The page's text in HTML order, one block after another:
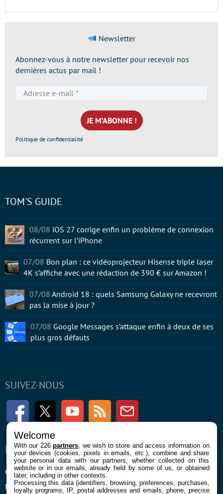
Newsletter
Abonnez-vous à notre newsletter pour recevoir nos
dernières actus par mail !
e-
mail
*
Politique de confidentialité
SUIVEZ-NOUS
FacebookTwitter Youtube RSS Newsletter
ENTREPRISE
Confidentialité et Cookies
Mentions légales et CGU
À PROPOS
Contact
TOM'S GUIDE
08/08 iOS 27 corrige enfin un problème de connexion
récurrent sur l’iPhone
07/08 Bon plan : ce vidéoprojecteur Hisense triple laser
4K s’affiche avec une rédaction de 390 € sur Amazon !
07/08 Android 18 : quels Samsung Galaxy ne recevront
pas la mise à jour ?
07/08 Google Messages s’attaque enfin à deux de ses
plus gros défauts
Welcome
With our 226partners , we wish to store and access information on
your devices (cookies, pixels in emails, etc.), combine and share
your personal data with our partners, whether collected on this
website or in our emails, already held by some of us, or obtained
later, including in other contexts.
Processing this data (identifiers, browsing, preferences, purchases,
loyalty programs, IP, postal addresses and emails, phone, precise